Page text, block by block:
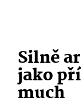
Silně
jako
much